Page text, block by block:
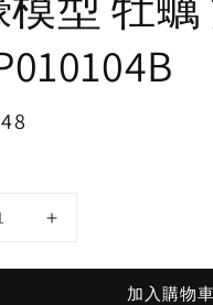
加入購物車